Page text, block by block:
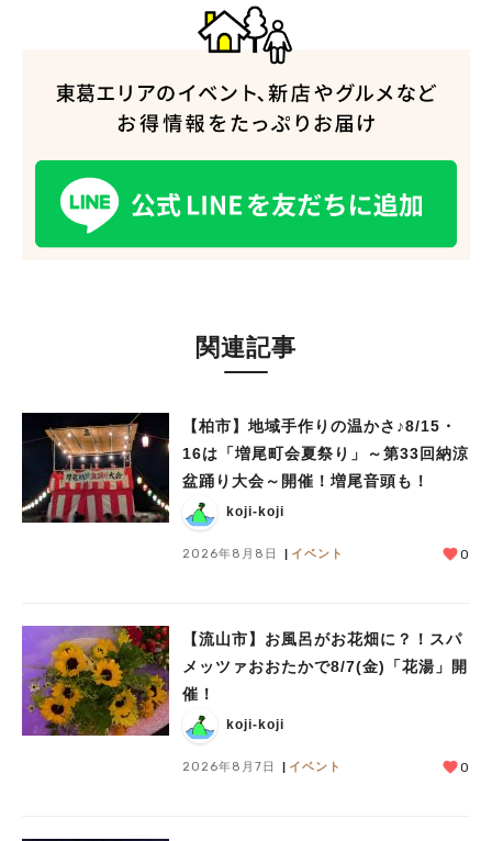
関連記事
【柏市】地域手作りの温かさ♪8/15・
16は「増尾町会夏祭り」～第33回納涼
盆踊り大会～開催！増尾音頭も！
koji-koji
2026年8月8日 イベント 0
【流山市】お風呂がお花畑に？！スパ
メッツァおおたかで8/7(金)「花湯」開
催！
koji-koji
2026年8月7日 イベント 0